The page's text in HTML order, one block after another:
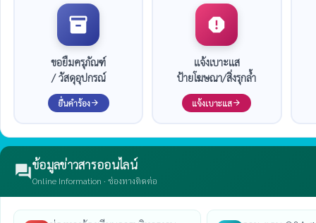
inventory_2
ขอยืมครุภัณฑ์
/ วัสดุอุปกรณ์
ยื่นคำร้องarrow_forward
report
แจ้งเบาะแส
ป้ายโฆษณา/สิ่งรุกล้ำ
แจ้งเบาะแสarrow_forward
forumข้อมูลข่าวสารออนไลน์
Online Information · ช่องทางติดต่อ